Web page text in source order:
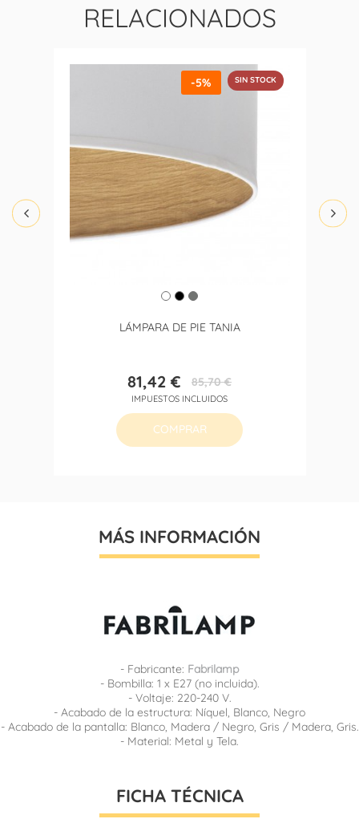
RELACIONADOS
LÁMPARA DE PIE TANIA
Precio
81,42 €Precio
base
85,70 €
IMPUESTOS INCLUIDOS
-5% SIN STOCK
COMPRAR
MÁS INFORMACIÓN
- Fabricante: Fabrilamp
- Bombilla: 1 x E27 (no incluida).
- Voltaje: 220-240 V.
- Acabado de la estructura: Níquel, Blanco, Negro
- Acabado de la pantalla: Blanco, Madera / Negro, Gris / Madera, Gris.
- Material: Metal y Tela.
FICHA TÉCNICA